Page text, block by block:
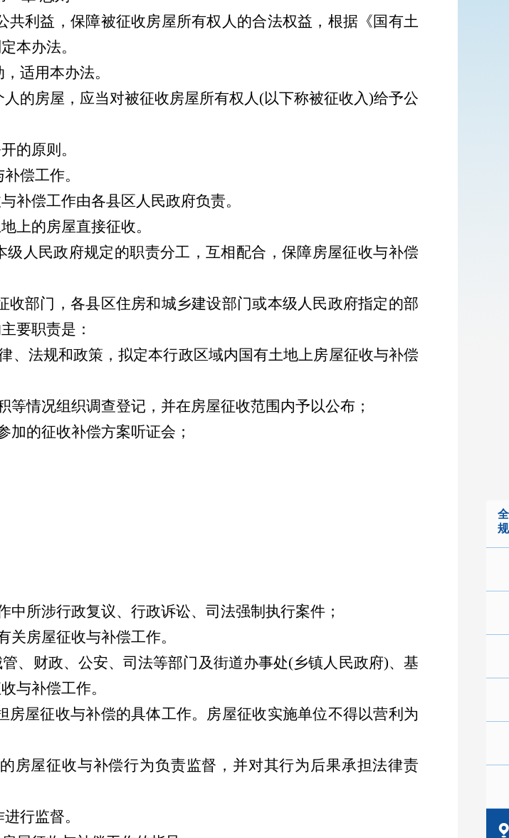
利益，保障被征收房屋所有权人的合法权益，根据《国有土
本办法。
适用本办法。
的房屋，应当对被征收房屋所有权人(以下称被征收入)给予公
的原则。
偿工作。
补偿工作由各县区人民政府负责。
上的房屋直接征收。
人民政府规定的职责分工，互相配合，保障房屋征收与补偿
部门，各县区住房和城乡建设部门或本级人民政府指定的部
要职责是：
、法规和政策，拟定本行政区域内国有土地上房屋征收与补偿
情况组织调查登记，并在房屋征收范围内予以公布；
加的征收补偿方案听证会；
所涉行政复议、行政诉讼、司法强制执行案件；
房屋征收与补偿工作。
、财政、公安、司法等部门及街道办事处(乡镇人民政府)、基
与补偿工作。
屋征收与补偿的具体工作。房屋征收实施单位不得以营利为
房屋征收与补偿行为负责监督，并对其行为后果承担法律责
行监督。